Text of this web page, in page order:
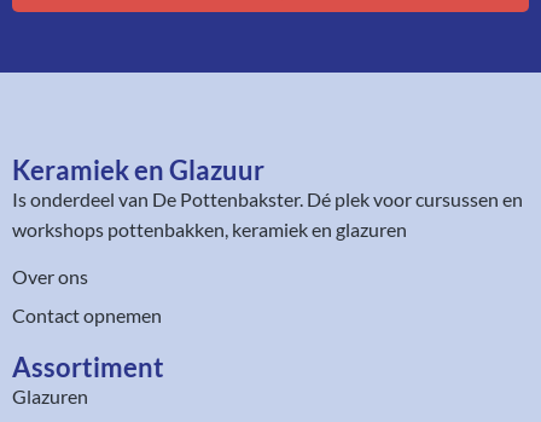
Keramiek en Glazuur​
Is onderdeel van De Pottenbakster. Dé plek voor cursussen en
workshops pottenbakken, keramiek en glazuren
Over ons
Contact opnemen
Assortiment​
Glazuren